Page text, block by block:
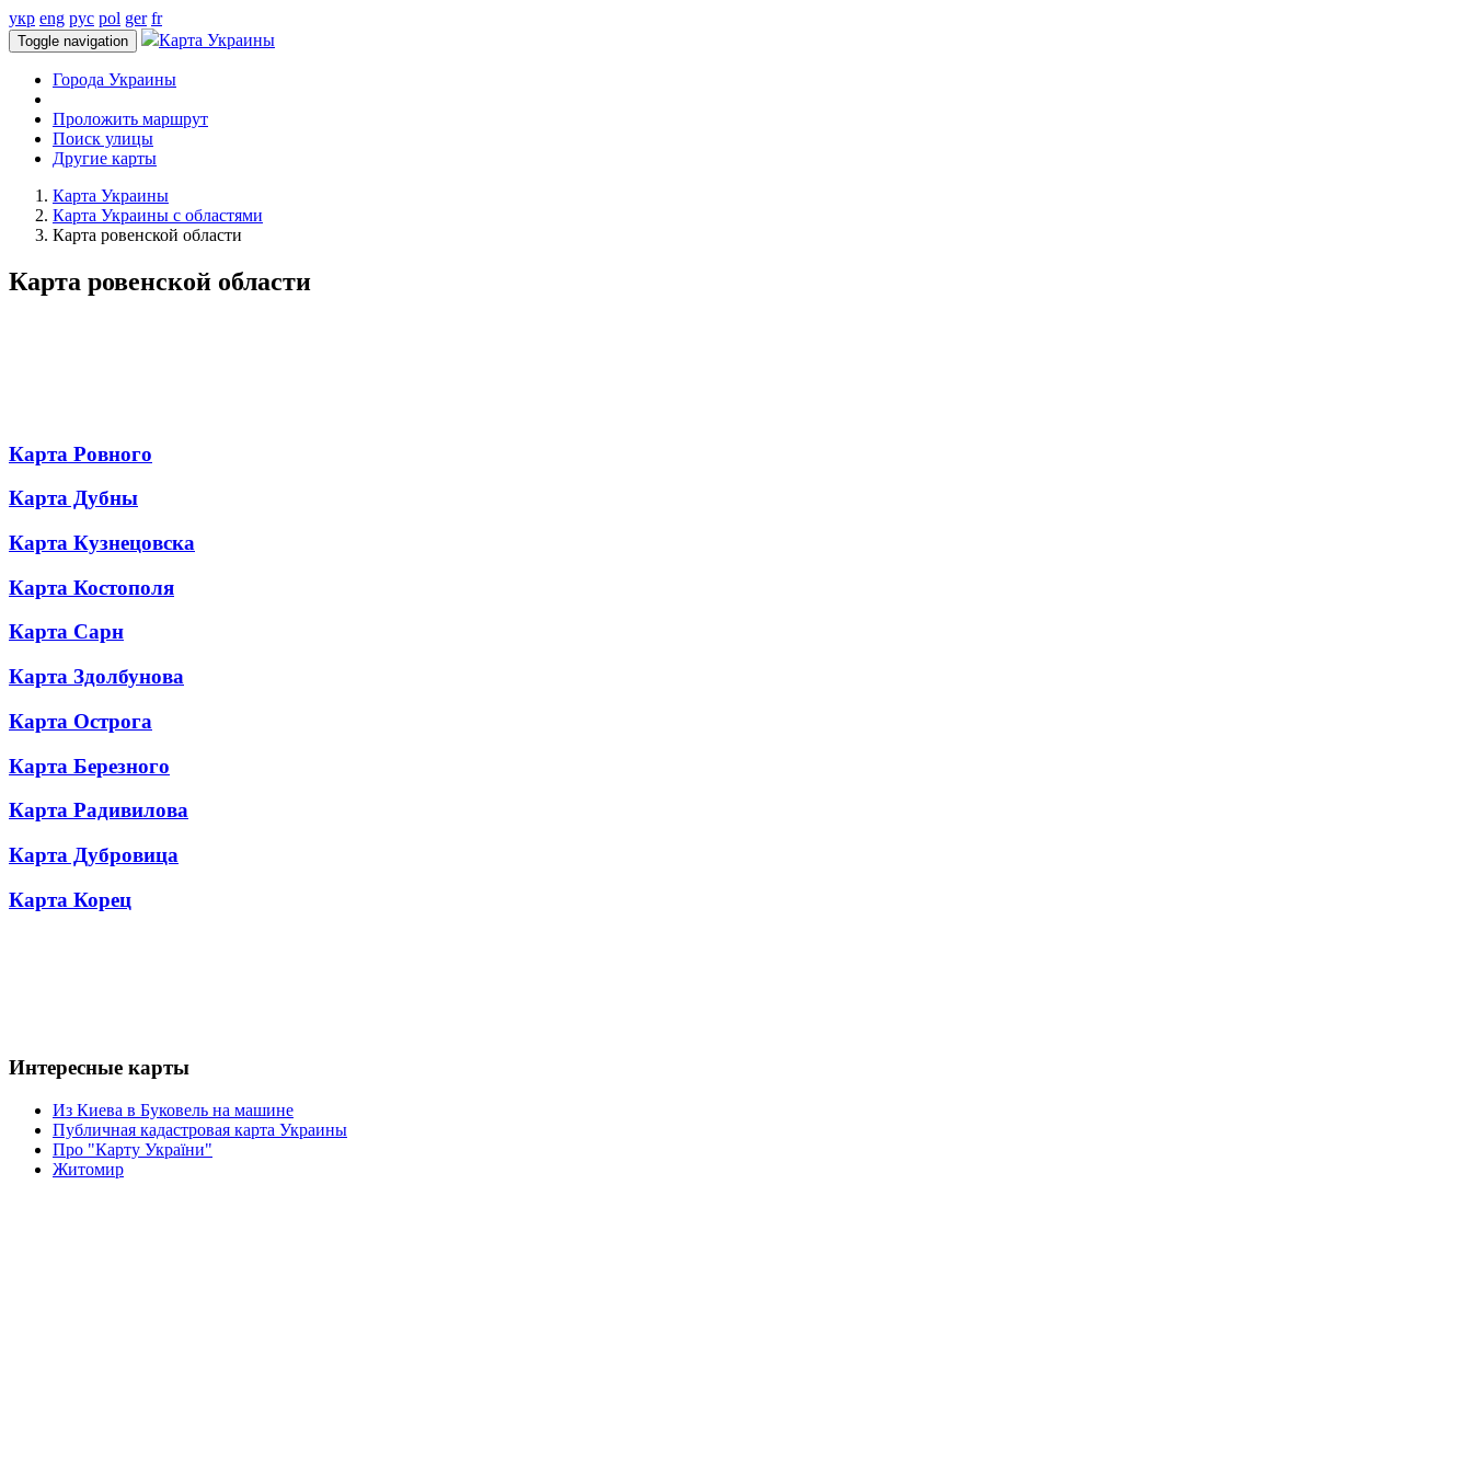
укр eng рус pol ger fr
Toggle navigation Карта Украины
Города Украины
Проложить маршрут
Поиск улицы
Другие карты
Карта Украины
Карта Украины с областями
Карта ровенской области
Карта ровенской области
Карта Ровного
Карта Дубны
Карта Кузнецовска
Карта Костополя
Карта Сарн
Карта Здолбунова
Карта Острога
Карта Березного
Карта Радивилова
Карта Дубровица
Карта Корец
Интересные карты
Из Киева в Буковель на машине
Публичная кадастровая карта Украины
Про "Карту України"
Житомир